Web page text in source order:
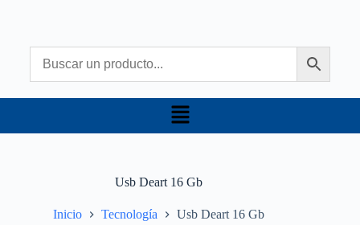
Usb Deart 16 Gb
Inicio Tecnología Usb Deart 16 Gb